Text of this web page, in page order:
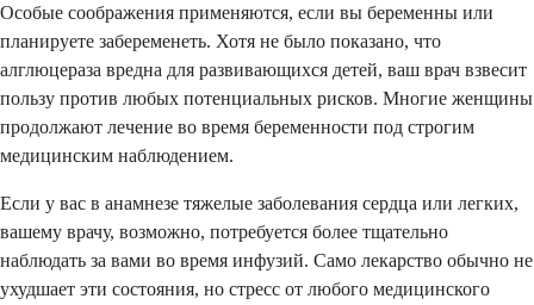
Особые соображения применяются, если вы беременны или
планируете забеременеть. Хотя не было показано, что
алглюцераза вредна для развивающихся детей, ваш врач взвесит
пользу против любых потенциальных рисков. Многие женщины
продолжают лечение во время беременности под строгим
медицинским наблюдением.
Если у вас в анамнезе тяжелые заболевания сердца или легких,
вашему врачу, возможно, потребуется более тщательно
наблюдать за вами во время инфузий. Само лекарство обычно не
ухудшает эти состояния, но стресс от любого медицинского